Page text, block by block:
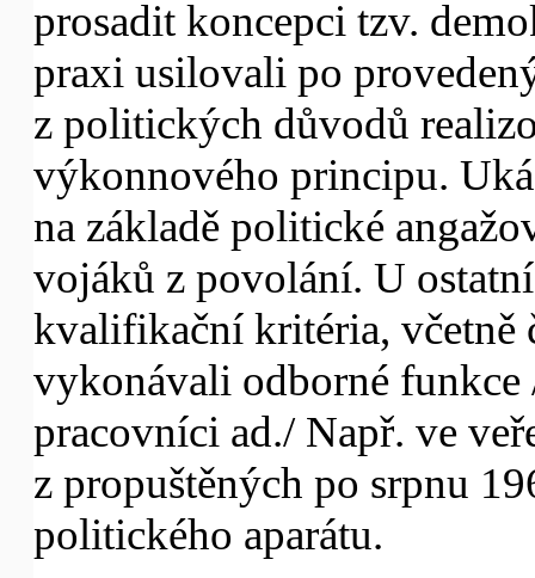
prosadit koncepci tzv.
praxi usilovali po
z politických důvodů
výkonnového principu.
na základě politické
vojáků z povolání. U
kvalifikační kritéria,
vykonávali odborné
pracovníci ad./ Např. ve
z propuštěných po srpnu
politického aparátu.